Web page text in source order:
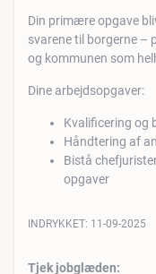
Din primære opgave
svarene til borgerne –
og kommunen som
Dine arbejdsopgaver:
Kvalificering og
Håndtering af
Bistå
opgaver
Tjek jobglæden:
INDRYKKET: 11-09-2025